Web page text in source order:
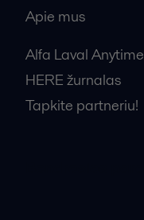
Apie mus
Alfa Laval Anytime
HERE žurnalas
Tapkite partneriu!